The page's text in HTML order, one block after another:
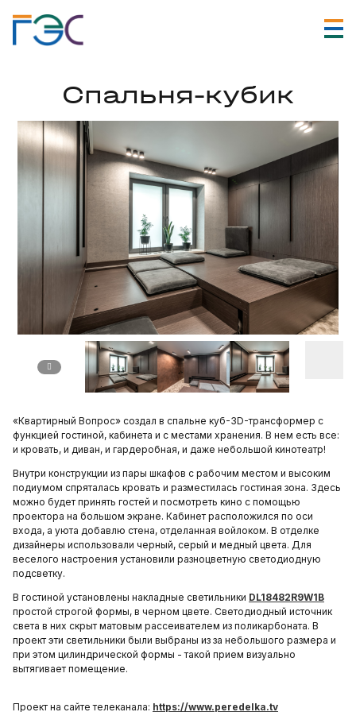
Спальня-кубик
«Квартирный Вопрос» создал в спальне куб-3D-трансформер с
функцией гостиной, кабинета и с местами хранения. В нем есть все:
и кровать, и диван, и гардеробная, и даже небольшой кинотеатр!
Внутри конструкции из пары шкафов с рабочим местом и высоким
подиумом спряталась кровать и разместилась гостиная зона. Здесь
можно будет принять гостей и посмотреть кино с помощью
проектора на большом экране. Кабинет расположился по оси
входа, а уюта добавлю стена, отделанная войлоком. В отделке
дизайнеры использовали черный, серый и медный цвета. Для
веселого настроения установили разноцветную светодиодную
подсветку.
В гостиной установлены накладные светильники DL18482R9W1B
простой строгой формы, в черном цвете. Светодиодный источник
света в них скрыт матовым рассеивателем из поликарбоната. В
проект эти светильники были выбраны из за небольшого размера и
при этом цилиндрической формы - такой прием визуально
вытягивает помещение.
Проект на сайте телеканала: https://www.peredelka.tv